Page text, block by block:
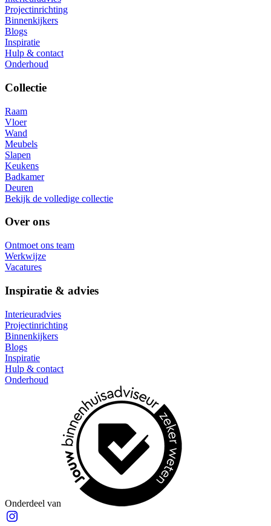
Projectinrichting
Binnenkijkers
Blogs
Inspiratie
Hulp & contact
Onderhoud
Collectie
Raam
Vloer
Wand
Meubels
Slapen
Keukens
Badkamer
Deuren
Bekijk de volledige collectie
Over ons
Ontmoet ons team
Werkwijze
Vacatures
Inspiratie & advies
Interieuradvies
Projectinrichting
Binnenkijkers
Blogs
Inspiratie
Hulp & contact
Onderhoud
Onderdeel van